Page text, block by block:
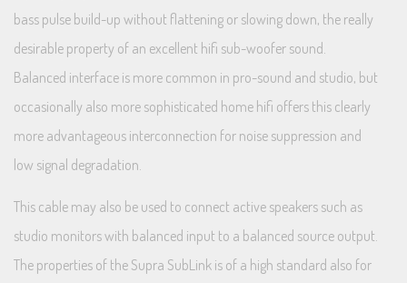
bass pulse build-up without flattening or slowing down, the really
desirable property of an excellent hifi sub-woofer sound.
Balanced interface is more common in pro-sound and studio, but
occasionally also more sophisticated home hifi offers this clearly
more advantageous interconnection for noise suppression and
low signal degradation.
This cable may also be used to connect active speakers such as
studio monitors with balanced input to a balanced source output.
The properties of the Supra SubLink is of a high standard also for